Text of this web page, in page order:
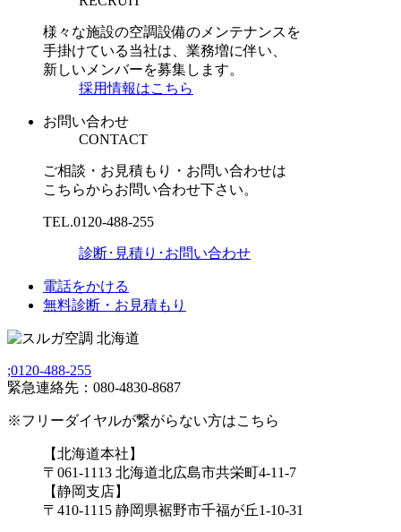
様々な施設の空調設備のメンテナンスを
手掛けている当社は、業務増に伴い、
新しいメンバーを募集します。
採用情報はこちら
お問い合わせ
CONTACT
ご相談・お見積もり・お問い合わせは
こちらからお問い合わせ下さい。
TEL.0120-488-255
診断･見積り･お問い合わせ
電話をかける
無料診断・お見積もり
;0120-488-255
緊急連絡先：080-4830-8687
※フリーダイヤルが繋がらない方はこちら
【北海道本社】
〒061-1113 北海道北広島市共栄町4-11-7
【静岡支店】
〒410-1115 静岡県裾野市千福が丘1-10-31